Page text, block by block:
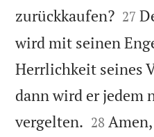
zurückkaufen?
27
wird mit seinen
Herrlichkeit seines
dann wird er jedem
vergelten. 

28